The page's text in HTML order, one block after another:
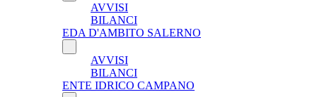
AVVISI
BILANCI
EDA D'AMBITO SALERNO
AVVISI
BILANCI
ENTE IDRICO CAMPANO